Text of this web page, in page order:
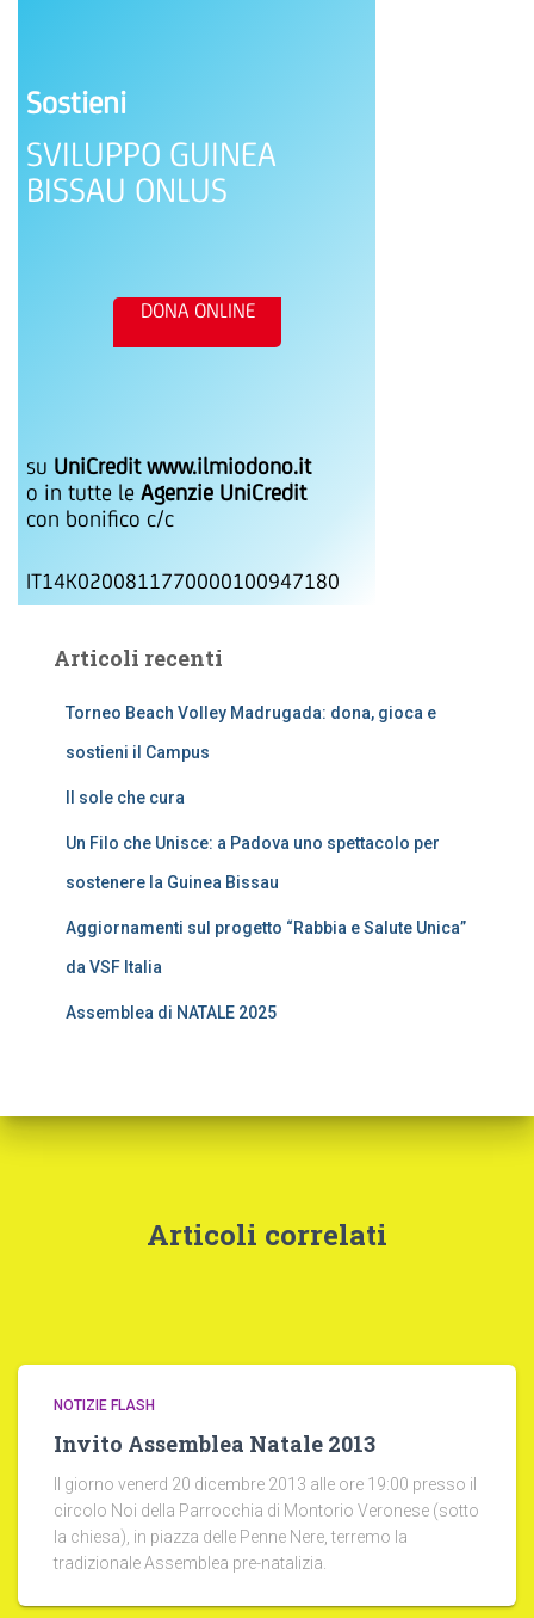
Sostieni
SVILUPPO GUINEA
BISSAU ONLUS
su UniCredit www.ilmiodono.it
o in tutte le Agenzie UniCredit
con bonifico c/c
IT14K0200811770000100947180
DONA ONLINE
Articoli recenti
Torneo Beach Volley Madrugada: dona, gioca e
sostieni il Campus
Il sole che cura
Un Filo che Unisce: a Padova uno spettacolo per
sostenere la Guinea Bissau
Aggiornamenti sul progetto “Rabbia e Salute Unica”
da VSF Italia
Assemblea di NATALE 2025
Articoli correlati
NOTIZIE FLASH
Invito Assemblea Natale 2013
Il giorno venerd 20 dicembre 2013 alle ore 19:00 presso il
circolo Noi della Parrocchia di Montorio Veronese (sotto
la chiesa), in piazza delle Penne Nere, terremo la
tradizionale Assemblea pre-natalizia.